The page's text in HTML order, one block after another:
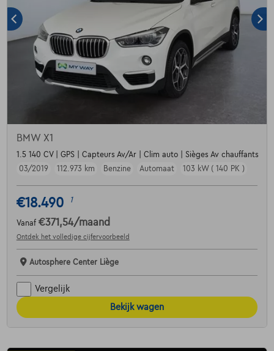
BMW X1
1.5 140 CV | GPS | Capteurs Av/Ar | Clim auto | Sièges Av chauffants
03/2019
112.973 km Benzine Automaat 103 kW ( 140 PK )
€18.490 1
Vanaf €371,54/maand
Ontdek het volledige cijfervoorbeeld
Autosphere Center Liège
Vergelijk
Bekijk wagen